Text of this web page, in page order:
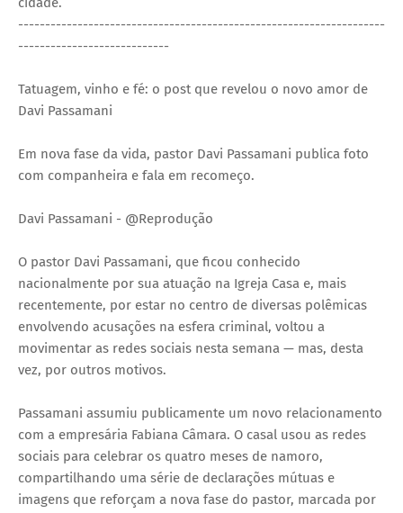
--------------------------------------------------------------------
----------------------------
Tatuagem, vinho e fé: o post que revelou o novo amor de
Davi Passamani
Em nova fase da vida, pastor Davi Passamani publica foto
com companheira e fala em recomeço.
Davi Passamani - @Reprodução
O pastor Davi Passamani, que ficou conhecido
nacionalmente por sua atuação na Igreja Casa e, mais
recentemente, por estar no centro de diversas polêmicas
envolvendo acusações na esfera criminal, voltou a
movimentar as redes sociais nesta semana — mas, desta
vez, por outros motivos.
Passamani assumiu publicamente um novo relacionamento
com a empresária Fabiana Câmara. O casal usou as redes
sociais para celebrar os quatro meses de namoro,
compartilhando uma série de declarações mútuas e
imagens que reforçam a nova fase do pastor, marcada por